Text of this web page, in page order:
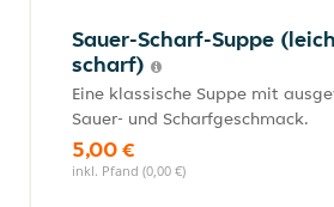
Sauer-Scharf-Suppe
scharf)
Eine klassische Suppe mit
Sauer- und Scharfgeschmack.
5,00 €
inkl. Pfand (0,00 €)